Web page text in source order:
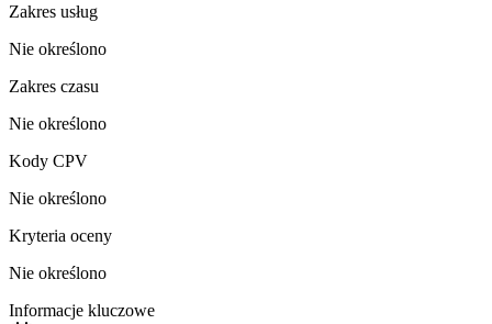
Zakres usług
Nie określono
Zakres czasu
Nie określono
Kody CPV
Nie określono
Kryteria oceny
Nie określono
Informacje kluczowe